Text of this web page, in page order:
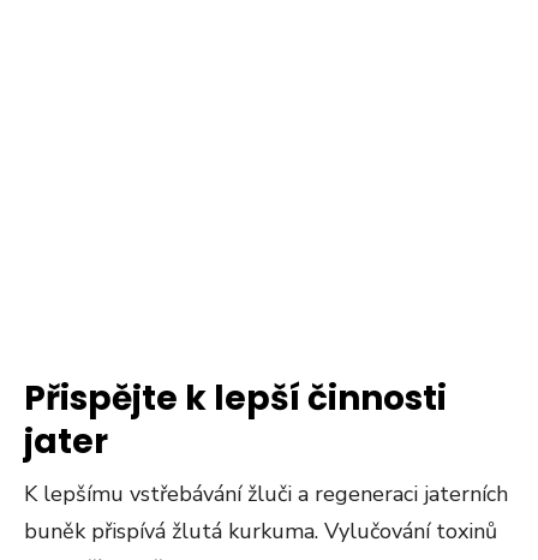
Přispějte k lepší činnosti
jater
K lepšímu vstřebávání žluči a regeneraci jaterních
buněk přispívá žlutá kurkuma. Vylučování toxinů